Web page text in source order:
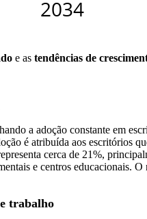
e as tendências de
a adoção constante em
é atribuída aos escritórios
cerca de 21%,
e centros educacionais.
trabalho